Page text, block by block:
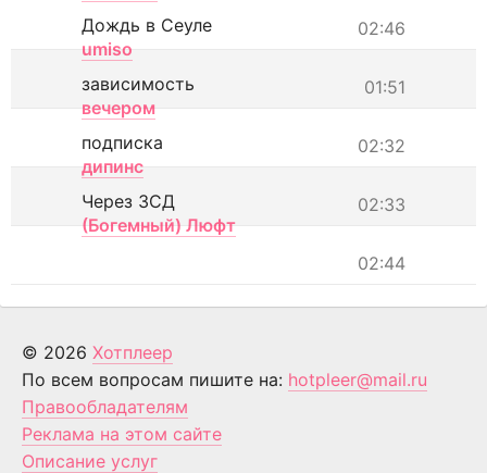
02:46
Дождь в Сеуле
umiso
01:51
зависимость
вечером
02:32
подписка
дипинс
02:33
Через ЗСД
(Богемный) Люфт
02:44
© 2026 Хотплеер
По всем вопросам пишите на: hotpleer@mail.ru
Правообладателям
Реклама на этом сайте
Описание услуг